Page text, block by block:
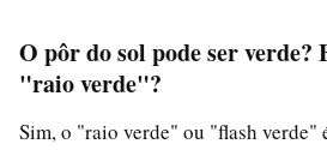
O pôr do sol pode ser verde?
"raio verde"?
Sim, o "raio verde" ou "flash verde"